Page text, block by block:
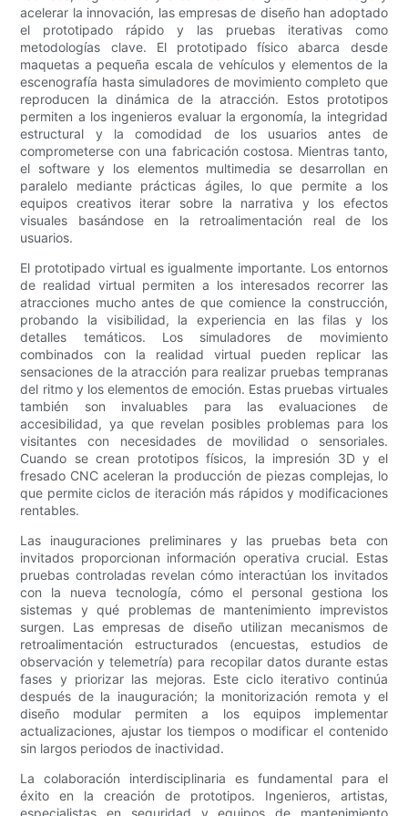
acelerar la innovación, las empresas de diseño han adoptado
el prototipado rápido y las pruebas iterativas como
metodologías clave. El prototipado físico abarca desde
maquetas a pequeña escala de vehículos y elementos de la
escenografía hasta simuladores de movimiento completo que
reproducen la dinámica de la atracción. Estos prototipos
permiten a los ingenieros evaluar la ergonomía, la integridad
estructural y la comodidad de los usuarios antes de
comprometerse con una fabricación costosa. Mientras tanto,
el software y los elementos multimedia se desarrollan en
paralelo mediante prácticas ágiles, lo que permite a los
equipos creativos iterar sobre la narrativa y los efectos
visuales basándose en la retroalimentación real de los
usuarios.
El prototipado virtual es igualmente importante. Los entornos
de realidad virtual permiten a los interesados ​​recorrer las
atracciones mucho antes de que comience la construcción,
probando la visibilidad, la experiencia en las filas y los
detalles temáticos. Los simuladores de movimiento
combinados con la realidad virtual pueden replicar las
sensaciones de la atracción para realizar pruebas tempranas
del ritmo y los elementos de emoción. Estas pruebas virtuales
también son invaluables para las evaluaciones de
accesibilidad, ya que revelan posibles problemas para los
visitantes con necesidades de movilidad o sensoriales.
Cuando se crean prototipos físicos, la impresión 3D y el
fresado CNC aceleran la producción de piezas complejas, lo
que permite ciclos de iteración más rápidos y modificaciones
rentables.
Las inauguraciones preliminares y las pruebas beta con
invitados proporcionan información operativa crucial. Estas
pruebas controladas revelan cómo interactúan los invitados
con la nueva tecnología, cómo el personal gestiona los
sistemas y qué problemas de mantenimiento imprevistos
surgen. Las empresas de diseño utilizan mecanismos de
retroalimentación estructurados (encuestas, estudios de
observación y telemetría) para recopilar datos durante estas
fases y priorizar las mejoras. Este ciclo iterativo continúa
después de la inauguración; la monitorización remota y el
diseño modular permiten a los equipos implementar
actualizaciones, ajustar los tiempos o modificar el contenido
sin largos periodos de inactividad.
La colaboración interdisciplinaria es fundamental para el
éxito en la creación de prototipos. Ingenieros, artistas,